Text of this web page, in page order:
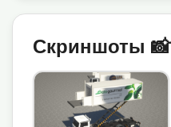
Скриншоты 📸